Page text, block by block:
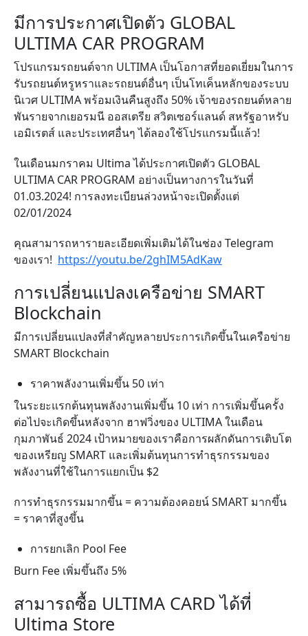
มีการประกาศเปิดตัว GLOBAL
ULTIMA CAR PROGRAM
โปรแกรมรถยนต์จาก ULTIMA เป็นโอกาสที่ยอดเยี่ยมในการ
รับรถยนต์หรูหราและรถยนต์อื่นๆ เป็นโทเค็นหลักของระบบ
นิเวศ ULTIMA พร้อมเงินคืนสูงถึง 50% เจ้าของรถยนต์หลาย
พันรายจากเยอรมนี ออสเตรีย สวิตเซอร์แลนด์ สหรัฐอาหรับ
เอมิเรตส์ และประเทศอื่นๆ ได้ลองใช้โปรแกรมนี้แล้ว!
ในเดือนมกราคม Ultima ได้ประกาศเปิดตัว GLOBAL
ULTIMA CAR PROGRAM อย่างเป็นทางการในวันที่
01.03.2024! การลงทะเบียนล่วงหน้าจะเปิดตั้งแต่
02/01/2024
คุณสามารถหารายละเอียดเพิ่มเติมได้ในช่อง Telegram
ของเรา! https://youtu.be/2ghIM5AdKaw
การเปลี่ยนแปลงเครือข่าย SMART
Blockchain
มีการเปลี่ยนแปลงที่สำคัญหลายประการเกิดขึ้นในเครือข่าย
SMART Blockchain
ราคาพลังงานเพิ่มขึ้น 50 เท่า
ในระยะแรกต้นทุนพลังงานเพิ่มขึ้น 10 เท่า การเพิ่มขึ้นครั้ง
ต่อไปจะเกิดขึ้นหลังจาก ฮาฟวิ่งของ ULTIMA ในเดือน
กุมภาพันธ์ 2024 เป้าหมายของเราคือการผลักดันการเติบโต
ของเหรียญ SMART และเพิ่มต้นทุนการทำธุรกรรมของ
พลังงานที่ใช้ในการแยกเป็น $2
การทำธุรกรรมมากขึ้น = ความต้องคอยน์SMART มากขึ้น
= ราคาที่สูงขึ้น
การยกเลิก Pool Fee
Burn Fee เพิ่มขึ้นถึง 5%
สามารถซื้อ ULTIMA CARD ได้ที่
Ultima Store